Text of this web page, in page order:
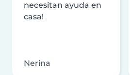
necesitan ayuda en
casa!
Nerina